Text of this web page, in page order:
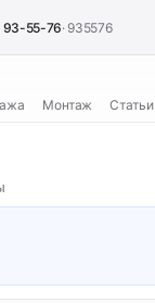
93-55-76· 935576
Монтаж Статьи